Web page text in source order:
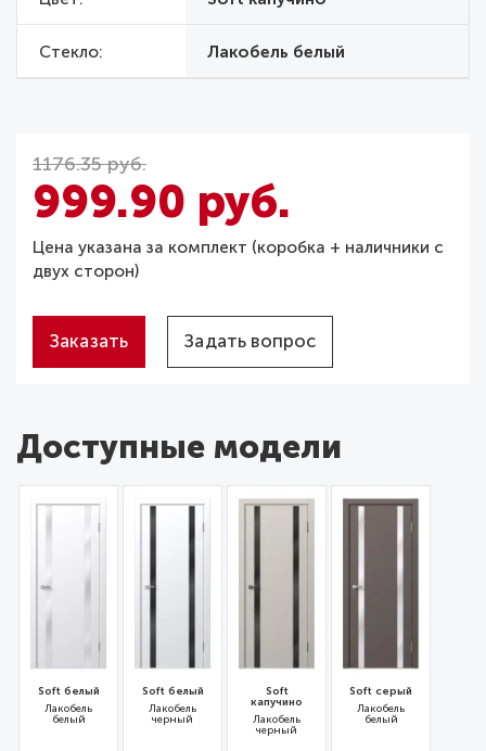
Стекло Лакобель белый
1176.35 руб.
999.90 руб.
Цена указана за комплект (коробка + наличники с
двух сторон)
Заказать Задать вопрос
Доступные модели
Soft белый
Лакобель
белый
Soft белый
Лакобель
черный
Soft
капучино
Лакобель
черный
Soft серый
Лакобель
белый